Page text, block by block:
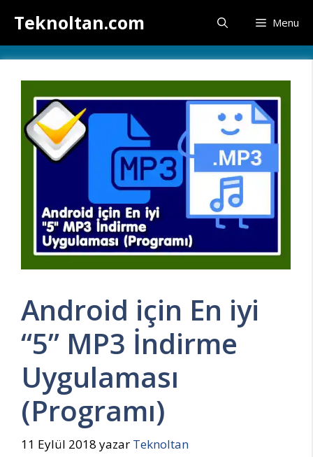
atlaTeknoltan.com Menu
Android için En iyi
“5” MP3 İndirme
Uygulaması
(Programı)
11 Eylül 2018 yazar Teknoltan